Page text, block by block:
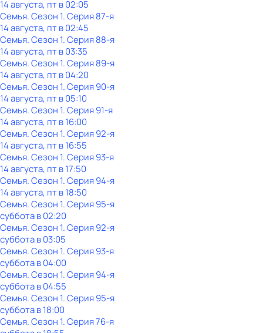
14 августа, пт в 02:05
Семья. Сезон 1. Серия 87-я
14 августа, пт в 02:45
Семья. Сезон 1. Серия 88-я
14 августа, пт в 03:35
Семья. Сезон 1. Серия 89-я
14 августа, пт в 04:20
Семья. Сезон 1. Серия 90-я
14 августа, пт в 05:10
Семья. Сезон 1. Серия 91-я
14 августа, пт в 16:00
Семья. Сезон 1. Серия 92-я
14 августа, пт в 16:55
Семья. Сезон 1. Серия 93-я
14 августа, пт в 17:50
Семья. Сезон 1. Серия 94-я
14 августа, пт в 18:50
Семья. Сезон 1. Серия 95-я
субботав02:20
Семья. Сезон 1. Серия 92-я
субботав03:05
Семья. Сезон 1. Серия 93-я
субботав04:00
Семья. Сезон 1. Серия 94-я
субботав04:55
Семья. Сезон 1. Серия 95-я
субботав18:00
Семья. Сезон 1. Серия 76-я